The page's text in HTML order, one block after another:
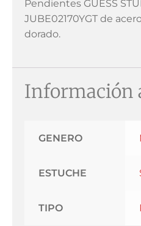
Pendientes GUESS
JUBE02170YGT de
dorado.
Información
GENERO
ESTUCHE
TIPO